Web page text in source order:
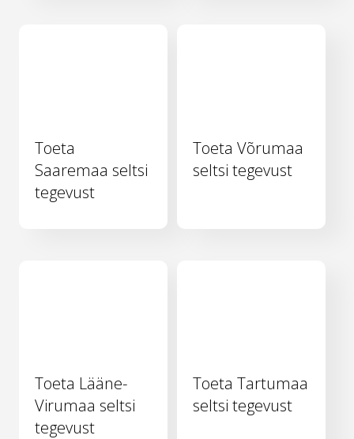
Toeta
Saaremaa seltsi
tegevust
Toeta Võrumaa
seltsi tegevust
Toeta Lääne-
Virumaa seltsi
tegevust
Toeta Tartumaa
seltsi tegevust